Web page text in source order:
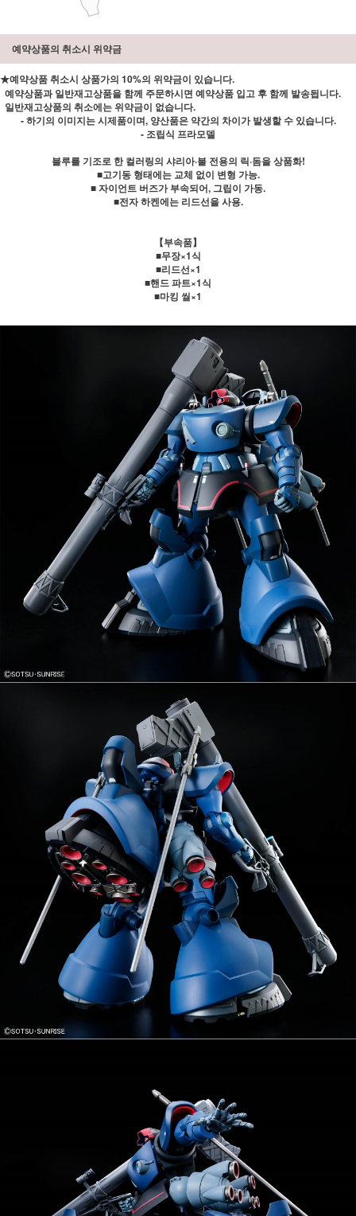
예약상품의 취소시 위약금
★예약상품 취소시 상품가의 10%의 위약금이 있습니다.
예약상품과 일반재고상품을 함께 주문하시면 예약상품 입고 후 함께 발송됩니다.
일반재고상품의 취소에는 위약금이 없습니다.
- 하기의 이미지는 시제품이며, 양산품은 약간의 차이가 발생할 수 있습니다.
- 조립식 프라모델
블루를 기조로 한 컬러링의 샤리아·불 전용의 릭·돔을 상품화!
■고기동 형태에는 교체 없이 변형 가능.
■ 자이언트 버즈가 부속되어, 그립이 가동.
■전자 하켄에는 리드선을 사용.
【부속품】
■무장×1식
■리드선×1
■핸드 파트×1식
■마킹 씰×1